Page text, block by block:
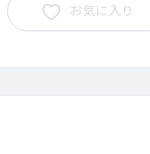
お気に入り